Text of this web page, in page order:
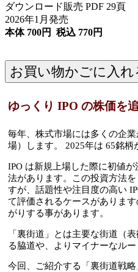
ダウンロード販売 PDF 29頁
2026年1月発売
本体 700円 税込 770円
ゆっくり IPO の株価を
毎年、株式市場には多くの企
場）します。 2025年は 65銘柄
IPO は新規上場した際に初値
法があります。この投資方法
すが、話題性や注目度の高い
て評価されるケースがありま
がりする事があります。
「裏街道」とは主要な街道（
る脇道や、よりマイナーなルー
今回、ご紹介する「裏街道戦